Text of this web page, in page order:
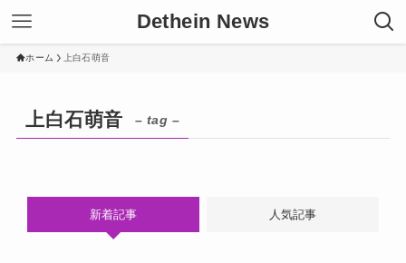
Dethein News
ホーム 上白石萌音
上白石萌音 – tag –
新着記事 人気記事